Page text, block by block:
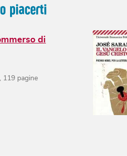
piacerti
di
119 pagine